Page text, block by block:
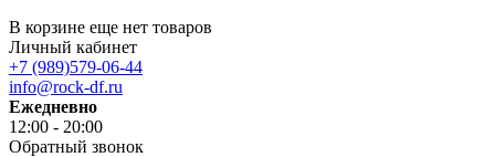
В корзине еще нет товаров
Личный кабинет
+7 (989)579-06-44
info@rock-df.ru
Ежедневно
12:00 - 20:00
Обратный звонок